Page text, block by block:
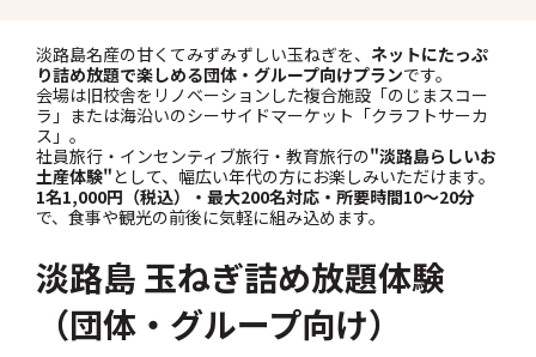
淡路島名産の甘くてみずみずしい玉ねぎを、 ネットにたっぷ
り詰め放題で楽しめる団体・グループ向けプランです。
会場は旧校舎をリノベーションした複合施設「のじまスコー
ラ」または海沿いのシーサイドマーケット「クラフトサーカ
ス」。
社員旅行・インセンティブ旅行・教育旅行の"淡路島らしいお
土産体験"として、幅広い年代の方にお楽しみいただけます。
1名1,000円（税込）・最大200名対応・所要時間10〜20分
で、食事や観光の前後に気軽に組み込めます。
淡路島 玉ねぎ詰め放題体験
（団体・グループ向け）